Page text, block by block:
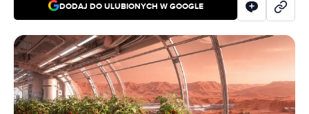
DODAJ DO ULUBIONYCH W GOOGLE